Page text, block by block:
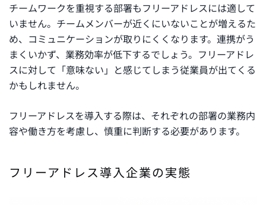
チームワークを重視する部署もフリーアドレスには適して
いません。チームメンバーが近くにいないことが増えるた
め、コミュニケーションが取りにくくなります。連携がう
まくいかず、業務効率が低下するでしょう。フリーアドレ
スに対して「意味ない」と感じてしまう従業員が出てくる
かもしれません。
フリーアドレスを導入する際は、それぞれの部署の業務内
容や働き方を考慮し、慎重に判断する必要があります。
フリーアドレス導入企業の実態